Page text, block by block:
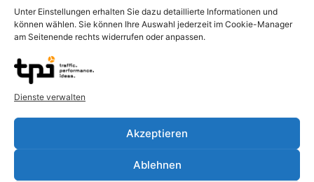
Unter Einstellungen erhalten Sie dazu detaillierte Informationen und
können wählen. Sie können Ihre Auswahl jederzeit im Cookie-Manager
am Seitenende rechts widerrufen oder anpassen.
Dienste verwalten
Akzeptieren
Ablehnen
Histologie
Drüsenläppchen der
Brustdrüse mit Milchgang
55,00€–135,00€
der Milchdrüsen
55,00